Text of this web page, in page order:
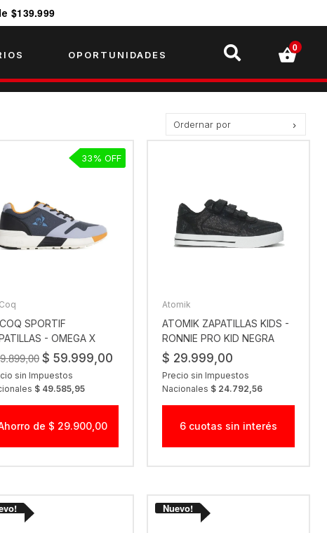
$139.999
OPORTUNIDADES
0
Ordernar por
Mejor Valoradas
A - Z
Z - A
SPORTIF
- OMEGA X
BLACK-ALEUTIAN-
$ 59.999,00
sin Impuestos
$ 49.585,95
33
de $ 29.900,00
Atomik
ATOMIK ZAPATILLAS KIDS -
RONNIE PRO KID NEGRA
BRILLANTE
$ 29.999,00
Precio sin Impuestos
Nacionales $ 24.792,56
6 cuotas sin interés